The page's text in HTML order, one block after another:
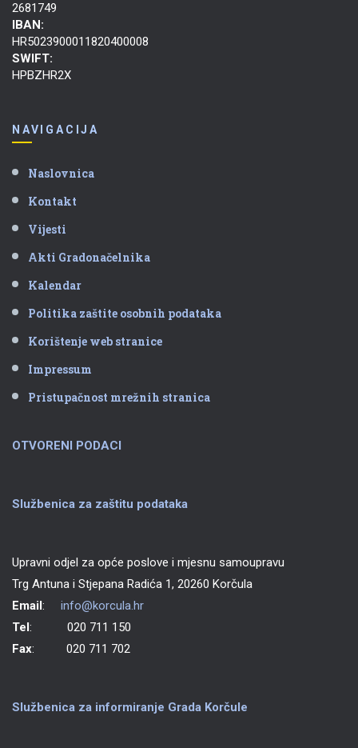
2681749
IBAN:
HR5023900011820400008
SWIFT:
HPBZHR2X
NAVIGACIJA
Naslovnica
Kontakt
Vijesti
Akti Gradonačelnika
Kalendar
Politika zaštite osobnih podataka
Korištenje web stranice
Impressum
Pristupačnost mrežnih stranica
OTVORENI PODACI
Službenica za zaštitu podataka
Upravni odjel za opće poslove i mjesnu samoupravu
Trg Antuna i Stjepana Radića 1, 20260 Korčula
Email: info@korcula.hr
Tel: 020 711 150
Fax: 020 711 702
Službenica za informiranje Grada Korčule